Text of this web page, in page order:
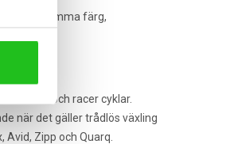
du bestämma färg,
MTB och racer cyklar.
när det gäller trådlös växling
Zipp och Quarq.